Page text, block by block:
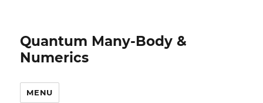
Quantum Many-Body &
Numerics
MENU